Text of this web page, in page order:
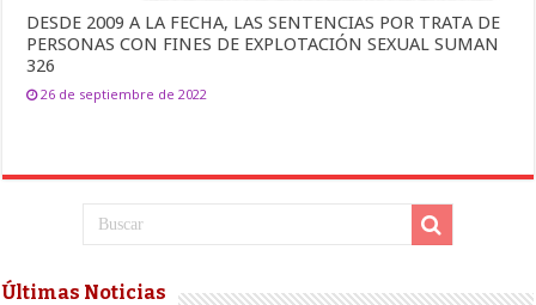
DESDE 2009 A LA FECHA, LAS SENTENCIAS POR TRATA DE
PERSONAS CON FINES DE EXPLOTACIÓN SEXUAL SUMAN
326
26 de septiembre de 2022
Últimas Noticias